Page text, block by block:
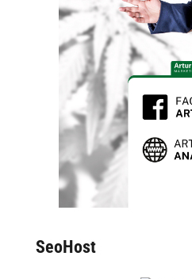
SeoHost